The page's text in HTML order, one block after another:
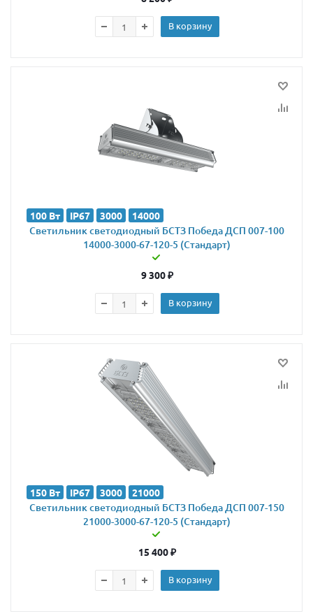
В корзину
100 Вт IP67 3000 14000
Светильник светодиодный БСТЗ Победа ДСП 007-100
14000-3000-67-120-5 (Стандарт)
9 300₽
В корзину
150 Вт IP67 3000 21000
Светильник светодиодный БСТЗ Победа ДСП 007-150
21000-3000-67-120-5 (Стандарт)
15 400₽
В корзину